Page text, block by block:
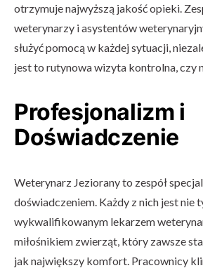
otrzymuje najwyższą jakość opieki.
weterynarzy i asystentów
służyć pomocą w każdej sytuacji,
jest to rutynowa wizyta kontrolna, czy
Profesjonalizm i
Doświadczenie
Weterynarz Jeziorany to zespół
doświadczeniem. Każdy z nich jest nie
wykwalifikowanym lekarzem
miłośnikiem zwierząt, który zawsze
jak największy komfort. Pracownicy